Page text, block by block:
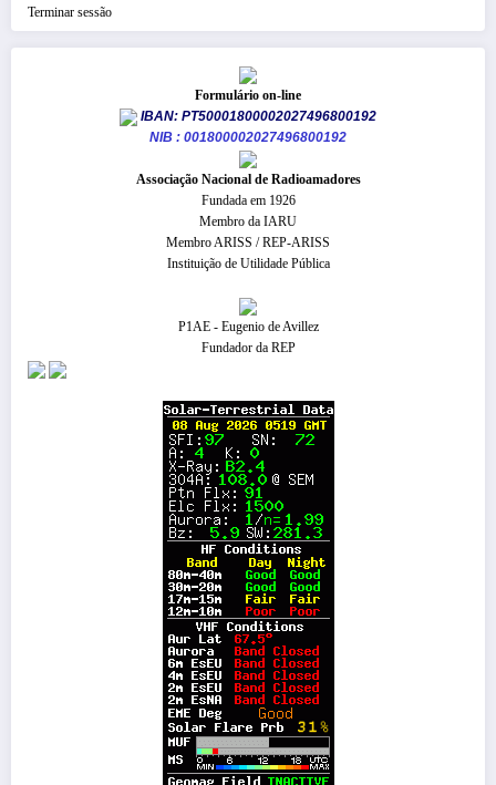
Terminar sessão
Formulário on-line
IBAN: PT50001800002027496800192
NIB : 001800002027496800192
​Associação Nacional de Radioamadores
Fundada em 1926
Membro da IARU
Membro ARISS / REP-ARISS
Instituição de Utilidade Pública
P1AE - Eugenio de Avillez
Fundador da REP